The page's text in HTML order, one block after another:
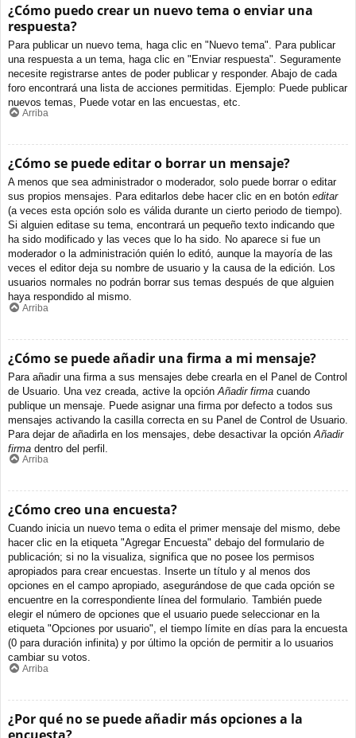
¿Cómo puedo crear un nuevo tema o enviar una
respuesta?
Para publicar un nuevo tema, haga clic en "Nuevo tema". Para publicar
una respuesta a un tema, haga clic en "Enviar respuesta". Seguramente
necesite registrarse antes de poder publicar y responder. Abajo de cada
foro encontrará una lista de acciones permitidas. Ejemplo: Puede publicar
nuevos temas, Puede votar en las encuestas, etc.
Arriba
¿Cómo se puede editar o borrar un mensaje?
A menos que sea administrador o moderador, solo puede borrar o editar
sus propios mensajes. Para editarlos debe hacer clic en en botón editar
(a veces esta opción solo es válida durante un cierto periodo de tiempo).
Si alguien editase su tema, encontrará un pequeño texto indicando que
ha sido modificado y las veces que lo ha sido. No aparece si fue un
moderador o la administración quién lo editó, aunque la mayoría de las
veces el editor deja su nombre de usuario y la causa de la edición. Los
usuarios normales no podrán borrar sus temas después de que alguien
haya respondido al mismo.
Arriba
¿Cómo se puede añadir una firma a mi mensaje?
Para añadir una firma a sus mensajes debe crearla en el Panel de Control
de Usuario. Una vez creada, active la opción Añadir firma cuando
publique un mensaje. Puede asignar una firma por defecto a todos sus
mensajes activando la casilla correcta en su Panel de Control de Usuario.
Para dejar de añadirla en los mensajes, debe desactivar la opción Añadir
firma dentro del perfil.
Arriba
¿Cómo creo una encuesta?
Cuando inicia un nuevo tema o edita el primer mensaje del mismo, debe
hacer clic en la etiqueta "Agregar Encuesta" debajo del formulario de
publicación; si no la visualiza, significa que no posee los permisos
apropiados para crear encuestas. Inserte un título y al menos dos
opciones en el campo apropiado, asegurándose de que cada opción se
encuentre en la correspondiente línea del formulario. También puede
elegir el número de opciones que el usuario puede seleccionar en la
etiqueta "Opciones por usuario", el tiempo límite en días para la encuesta
(0 para duración infinita) y por último la opción de permitir a lo usuarios
cambiar su votos.
Arriba
¿Por qué no se puede añadir más opciones a la